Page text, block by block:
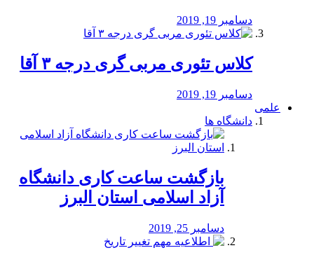
دسامبر 19, 2019
کلاس تئوری مربی گری درجه ۳ آقا
دسامبر 19, 2019
علمی
دانشگاه ها
بازگشت ساعت کاری دانشگاه
آزاد اسلامی استان البرز
دسامبر 25, 2019